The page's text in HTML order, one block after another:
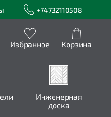
+74732110508
Избранное Корзина
Инженерная
доска